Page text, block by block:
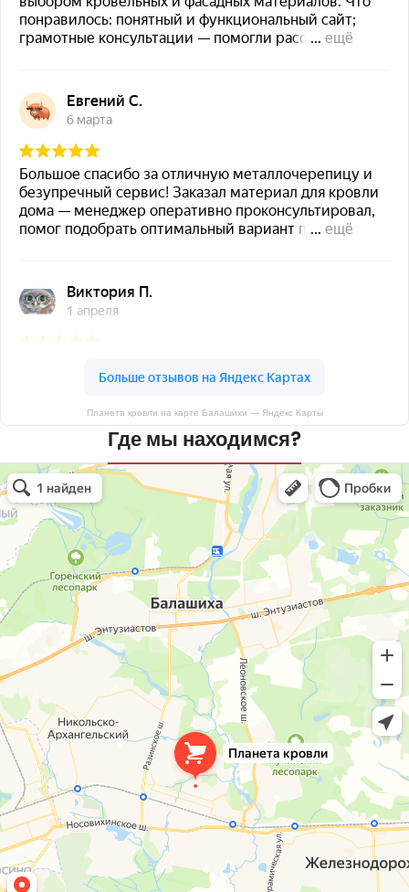
Планета кровли на карте Балашихи — Яндекс Карты
Где мы находимся?
Планета кровли
Кровля и кровельные материалы в Балашихе
Окна в Балашихе